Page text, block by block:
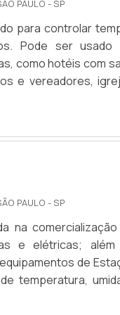
para obter
na Insmart
as
ou de
PAULO - SP
para controlar
Pode ser usado
como hotéis com
e vereadores,
CR-1 =
Regressivo
PAULO - SP
na
e elétricas;
de
temperatura,
direção do vento,